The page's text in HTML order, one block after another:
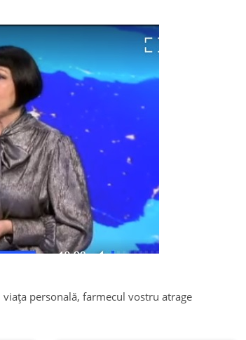
personală, farmecul vostru atrage